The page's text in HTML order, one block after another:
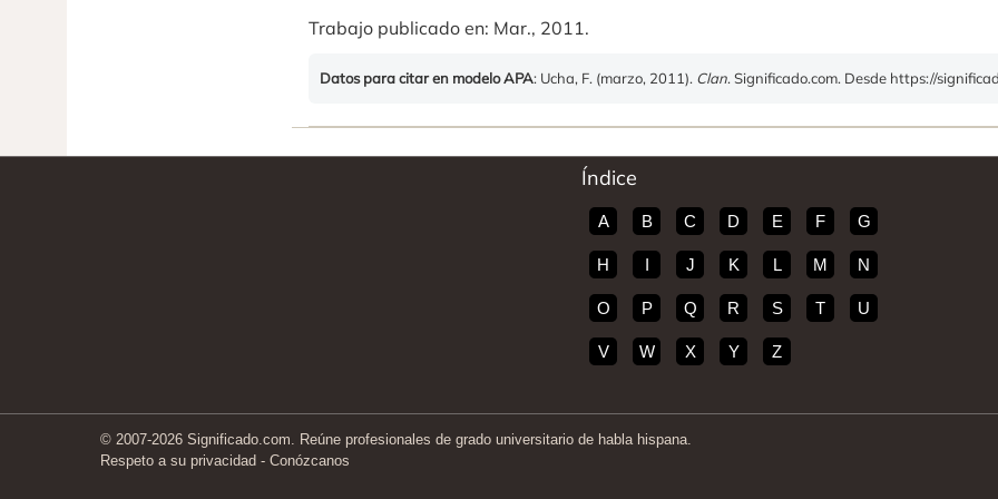
Trabajo publicado en: Mar., 2011.
Datos para citar en modelo APA: Ucha, F. (marzo, 2011). Clan. Significado.com. Desde https://
Índice
A B C D E F G
H I J K L M N
O P Q R S T U
V W X Y Z
© 2007-2026 Significado.com. Reúne profesionales de grado universitario de habla hispana.
Respeto a su privacidad- Conózcanos